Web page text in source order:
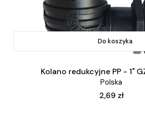
Do koszyka
Kolano redukcyjne PP - 1"
Polska
Cena
2,69 zł